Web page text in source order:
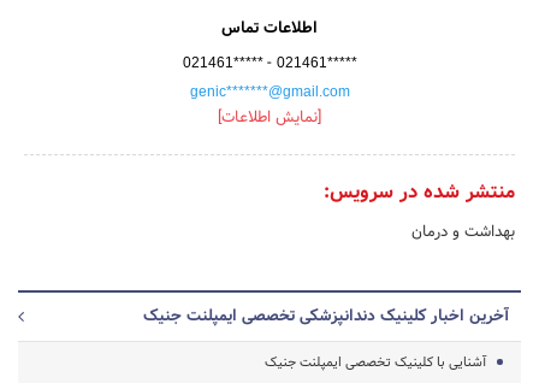
اطلاعات تماس
021461***** - 021461*****
genic*******@gmail.com
[نمایش اطلاعات]
منتشر شده در سرویس:
بهداشت و درمان
آخرین اخبار کلینیک دندانپزشکی تخصصی ایمپلنت جنیک
آشنایی با کلینیک تخصصی ایمپلنت جنیک